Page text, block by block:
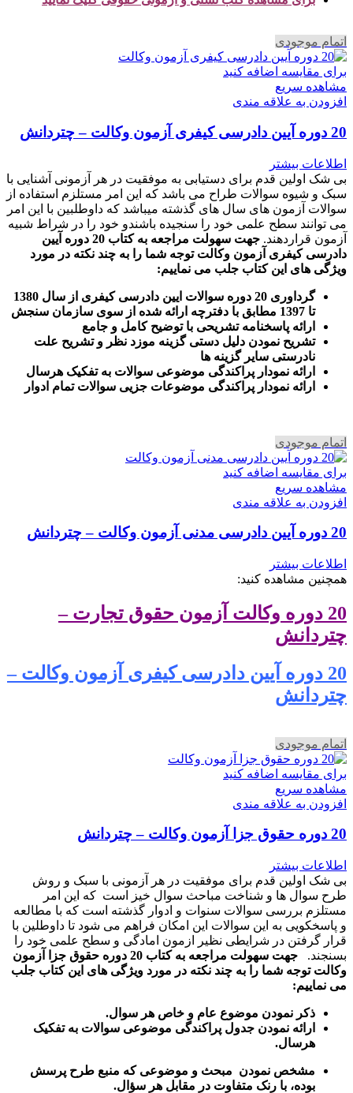
اتمام موجودی
برای مقایسه اضافه کنید
مشاهده سریع
افزودن به علاقه مندی
20 دوره آیین دادرسی کیفری آزمون وکالت – چتردانش
اطلاعات بیشتر
بی شک اولین قدم برای دستیابی به موفقیت در هر آزمونی آشنایی با
سبک و شیوه سوالات طراح می باشد که این امر مستلزم استفاده از
سوالات آزمون های سال های گذشته میباشد که داوطلبین با این امر
می توانند سطح علمی خود را سنجیده باشندو خود را در شراط شبیه
آزمون قراردهند.
جهت سهولت مراجعه به کتاب 20 دوره آیین
دادرسی کیفری آزمون وکالت توجه شما را به چند نکته در مورد
ویژگی های این کتاب جلب می نماییم:
گرداوری 20 دوره سوالات ایین دادرسی کیفری از سال 1380
تا 1397 مطابق با دفترچه ارائه شده از سوی سازمان سنجش
ارائه پاسخنامه تشریحی با توضیح کامل و جامع
تشریح نمودن دلیل دستی گزینه موزد نظر و تشریح علت
نادرستی سایر گزینه ها
ارائه نمودار پراکندگی موضوعی سوالات به تفکیک هرسال
رائه نمودار پراکندگی موضوعات جزیی سوالات تمام ادوار
اتمام موجودی
برای مقایسه اضافه کنید
مشاهده سریع
افزودن به علاقه مندی
20 دوره آیین دادرسی مدنی آزمون وکالت – چتردانش
اطلاعات بیشتر
همچنین مشاهده کنید:
20 دوره وکالت آزمون حقوق تجارت –
چتردانش
20 دوره آیین دادرسی کیفری آزمون وکالت –
چتردانش
اتمام موجودی
برای مقایسه اضافه کنید
مشاهده سریع
افزودن به علاقه مندی
20 دوره حقوق جزا آزمون وکالت – چتردانش
اطلاعات بیشتر
بی شک اولین قدم برای موفقیت در هر آزمونی با سبک و روش
طرح سوال ها و شناخت مباحث سوال خیز است که این امر
مستلزم بررسی سوالات سنوات و ادوار گذشته است که با مطالعه
و پاسخکویی به این سوالات این امکان فراهم می شود تا داوطلین با
قرار گرفتن در شرایطی نظیر ازمون امادگی و سطح علمی خود را
بسنجند.
جهت سهولت مراجعه به کتاب 20 دوره حقوق جزا آزمون
وکالت توجه شما را به چند نکته در مورد ویژگی های این کتاب جلب
می نماییم:
ذکر نمودن موضوع عام و خاص هر سوال.
ارائه نمودن جدول پراکندگی موضوعی سوالات به تفکیک
هرسال.
مشخص نمودن مبحث و موضوعی که منبع طرح پرسش
بوده، با رنک متفاوت در مقابل هر سؤال.